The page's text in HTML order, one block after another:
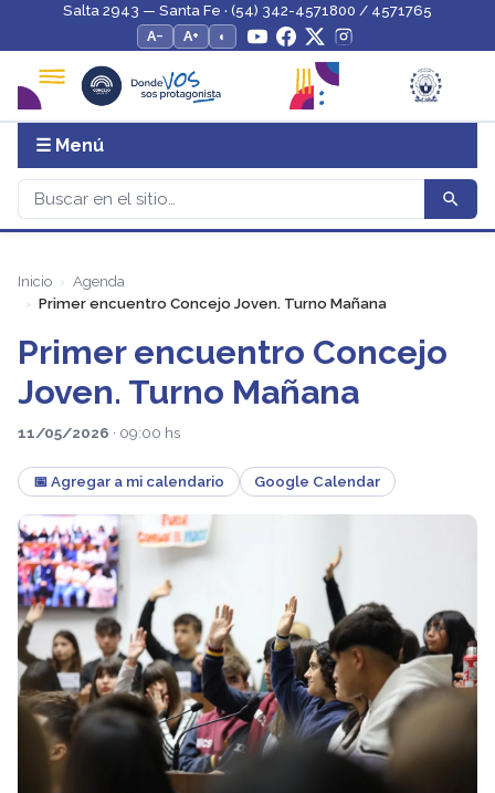
Salta 2943 — Santa Fe · (54) 342-4571800 / 4571765
A−
A+ ◐
☰ Menú
Inicio
Agenda
Primer encuentro Concejo Joven. Turno Mañana
Primer encuentro Concejo
Joven. Turno Mañana
11/05/2026 · 09:00 hs
📅 Agregar a mi calendario Google Calendar